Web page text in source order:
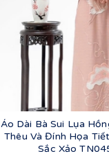
Áo Dài Bà Sui Lụa
Thêu Và Đính Họa
Sắc Xảo